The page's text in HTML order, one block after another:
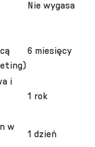
Nie wygasa
6 miesięcy
i
1 rok
w
1 dzień